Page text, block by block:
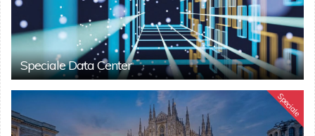
Speciale Data Center
Speciale